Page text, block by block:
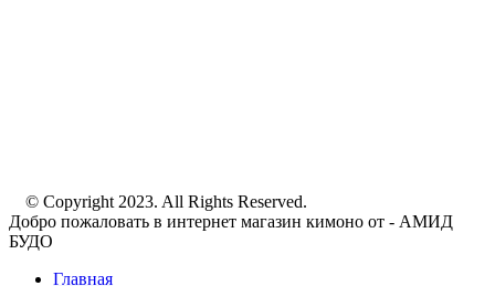
© Copyright 2023. All Rights Reserved.
Добро пожаловать в интернет магазин кимоно от - АМИД
БУДО
Главная